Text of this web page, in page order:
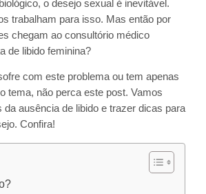
o desejo sexual é inevitável.
trabalham para isso. Mas então por
chegam ao consultório médico
de libido feminina?
com este problema ou tem apenas
tema, não perca este post. Vamos
ausência de libido e trazer dicas para
Confira!